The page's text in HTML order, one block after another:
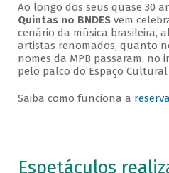
Ao longo dos seus quase 30
Quintas no BNDESvem
cenário da música brasileira,
artistas renomados, quanto
nomes da MPB passaram, no
pelo palco do Espaço Cultural
Saiba como funciona a
Espetáculos